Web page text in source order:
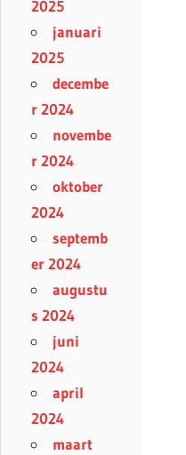
2025
januari
2025
decembe
r 2024
novembe
r 2024
oktober
2024
septemb
er 2024
augustu
s 2024
juni
2024
april
2024
maart